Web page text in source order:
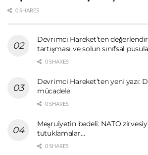
0 SHARES
Devrimci Hareket’ten
tartışması ve solun sınıfsal
0 SHARES
Devrimci Hareket’ten yeni yazı:
mücadele
0 SHARES
Meşruiyetin bedeli: NATO
tutuklamalar…
0 SHARES